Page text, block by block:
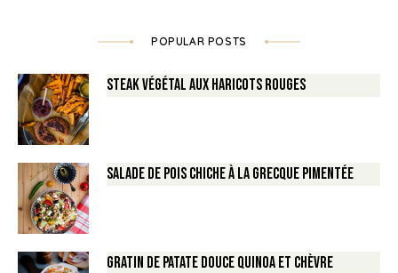
POPULAR POSTS
Steak végétal aux haricots rouges
Salade de Pois chiche à la Grecque pimentée
Gratin de Patate douce Quinoa et Chèvre